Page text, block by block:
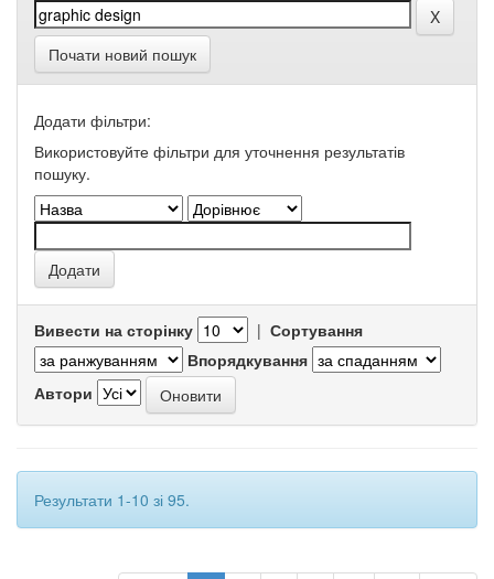
Почати новий пошук
Додати фільтри:
Використовуйте фільтри для уточнення результатів
пошуку.
Вивести на сторінку | Сортування
Впорядкування
Автори
Результати 1-10 зі 95.